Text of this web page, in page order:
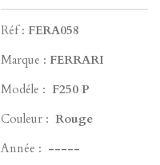
Réf : FERA058
Marque : FERRARI
Modéle : F250 P
Couleur : Rouge
Année : -----